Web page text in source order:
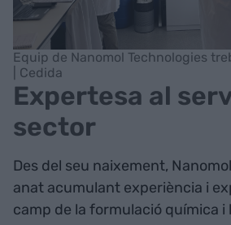
Equip de Nanomol Technologies
| Cedida
Expertesa al
sector
Des del seu naixement,
anat acumulant experiència i
camp de la formulació química i